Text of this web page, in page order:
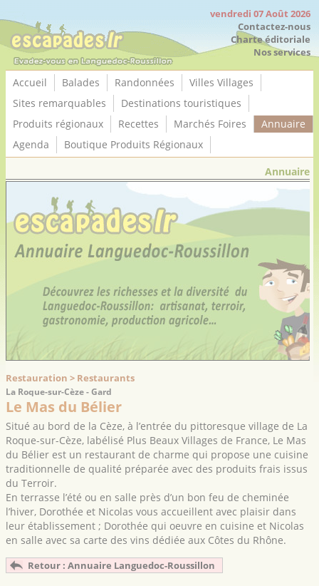
vendredi 07 Août 2026
Contactez-nous
Charte éditoriale
Nos services
Accueil Balades Randonnées
Villes Villages
Sites remarquables
Destinations touristiques
Produits régionaux
Recettes Marchés Foires
Annuaire
Agenda
Boutique Produits Régionaux
Annuaire
Restauration > Restaurants
La Roque-sur-Cèze - Gard
Le Mas du Bélier
Situé au bord de la Cèze, à l’entrée du pittoresque village de La
Roque-sur-Cèze, labélisé Plus Beaux Villages de France, Le Mas
du Bélier est un restaurant de charme qui propose une cuisine
traditionnelle de qualité préparée avec des produits frais issus
du Terroir.
En terrasse l’été ou en salle près d’un bon feu de cheminée
l’hiver, Dorothée et Nicolas vous accueillent avec plaisir dans
leur établissement ; Dorothée qui oeuvre en cuisine et Nicolas
en salle avec sa carte des vins dédiée aux Côtes du Rhône.
Retour : Annuaire Languedoc-Roussillon